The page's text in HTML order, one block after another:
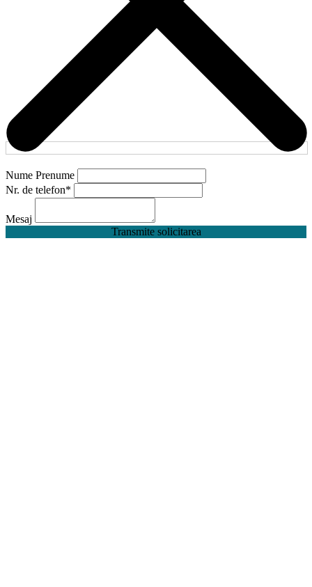
Nume Prenume
Nr. de telefon*
Mesaj
Transmite solicitarea